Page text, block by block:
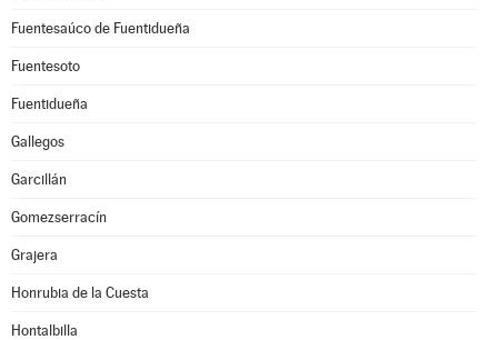
Fuentesaúco de Fuentidueña
Fuentesoto
Fuentidueña
Gallegos
Garcillán
Gomezserracín
Grajera
Honrubia de la Cuesta
Hontalbilla